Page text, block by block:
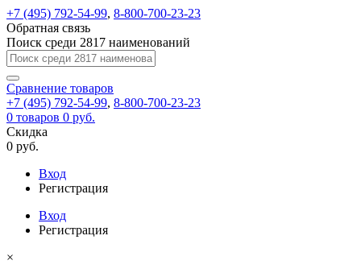
+7 (495) 792-54-99, 8-800-700-23-23
Обратная связь
Поиск среди 2817 наименований
Сравнение товаров
+7 (495) 792-54-99, 8-800-700-23-23
0 товаров 0 руб.
Скидка
0 руб.
Вход
Регистрация
Вход
Регистрация
×